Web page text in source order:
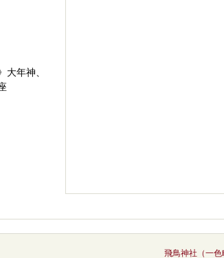
大年神、
飛鳥神社（一色